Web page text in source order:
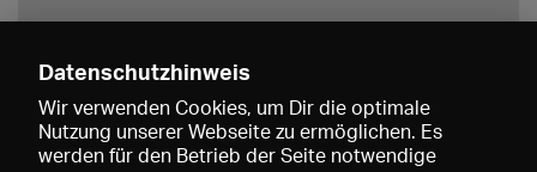
Speichern
Datenschutzhinweis
Wir verwenden Cookies, um Dir die optimale
Nutzung unserer Webseite zu ermöglichen. Es
werden für den Betrieb der Seite notwendige